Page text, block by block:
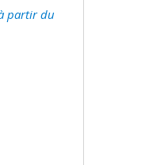
partirdu